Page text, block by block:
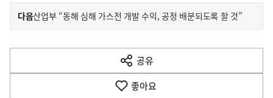
이
전
다
음
다음기
사
산업부 “동해 심해 가스전 개발 수익, 공정 배분되도록 할 것”
공유
열
기
좋아요